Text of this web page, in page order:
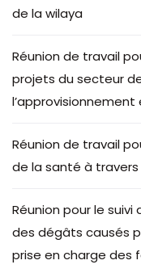
de la wilaya
Réunion de travail
projets du secteur
Réunion de travail
de la santé à
Réunion pour le
des dégâts causés
prise en charge des